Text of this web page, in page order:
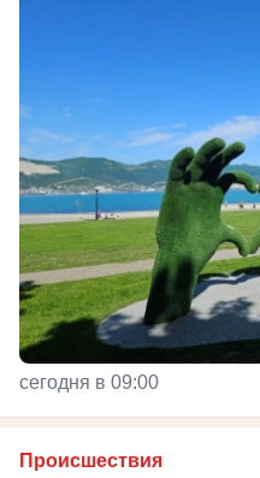
сегодня в 09:00
Происшествия